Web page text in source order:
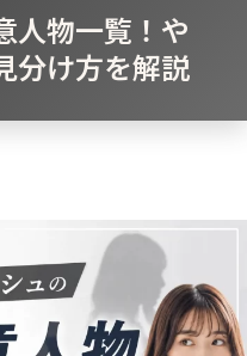
人物一覧！や
分け方を解説